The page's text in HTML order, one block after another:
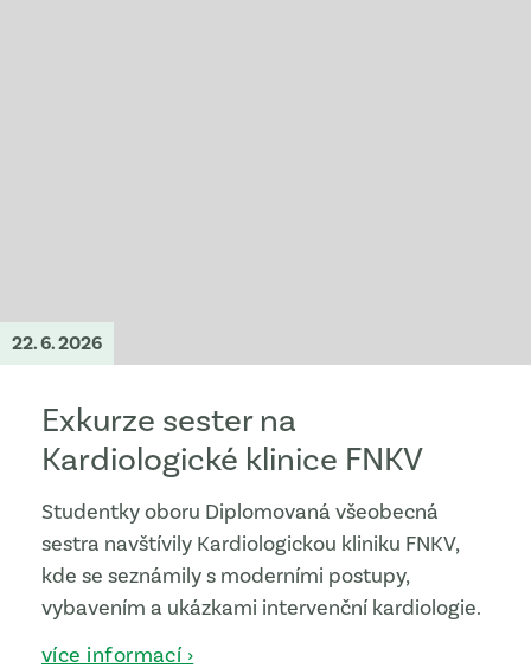
22. 6. 2026
Exkurze sester na
Kardiologické klinice FNKV
Studentky oboru Diplomovaná všeobecná
sestra navštívily Kardiologickou kliniku FNKV,
kde se seznámily s moderními postupy,
vybavením a ukázkami intervenční kardiologie.
více informací ›